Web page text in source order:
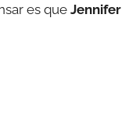
es queJennifer